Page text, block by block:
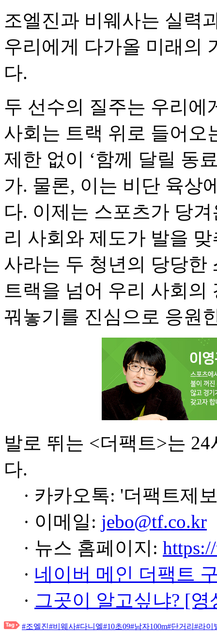
조엘진과 비웨사는 실력
우리에게 다가올 미래의
다.
두 선수의 질주는 우리에
사회는 트랙 위로 들어오
제한 없이 ‘함께 달릴 동
가. 물론, 이는 비단 육상
다. 이제는 스포츠가 당
리 사회와 제도가 발을
사라는 두 청년의 당당한
트랙을 넘어 우리 사회의
꿔놓기를 진심으로 응원
발로 뛰는 <더팩트>는
다.
· 카카오톡: '더팩트제
· 이메일: jebo@tf.co.kr
· 뉴스 홈페이지:
· 네이버 메인 더팩트
· 그곳이 알고싶냐? [
#조엘진#비웨사#다니엘#10초09#남자100m#단거리 #라이